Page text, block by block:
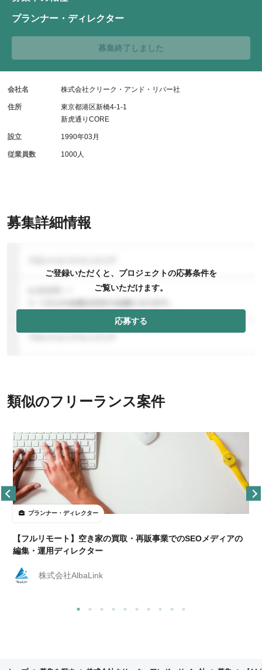
募集詳細情報
ご登録いただくと、プロジェクトの応募条件を
ご覧いただけます。
応募する
プランナー・ディレクター
募集終了しました
会社名 株式会社クリーク・アンド・リバー社
住所
東京都港区新橋4-1-1
新虎通りCORE
設立 1990年03月
従業員数 1000人
類似のフリーランス案件
プランナー・ディレクター
【フルリモート】空き家の買取・再販事業でのSEOメディアの
編集・運用ディレクター
株式会社AlbaLink